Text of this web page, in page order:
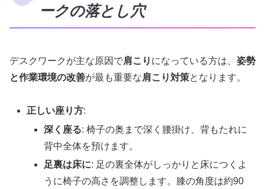
ークの落とし穴
デスクワークが主な原因で肩こり になっている方は、 姿勢
と作業環境の改善が最も重要な肩こり対策となります。
正しい座り方:
深く座る: 椅子の奥まで深く腰掛け、背もたれに
背中全体を預けます。
足裏は床に: 足の裏全体がしっかりと床につくよ
うに椅子の高さを調整します。膝の角度は約90